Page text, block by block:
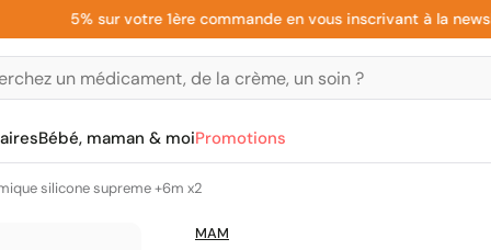
5% sur votre 1ère commande en vous inscrivant à la newsletter
Bébé, maman & moiPromotions
silicone supreme +6m x2
MAM